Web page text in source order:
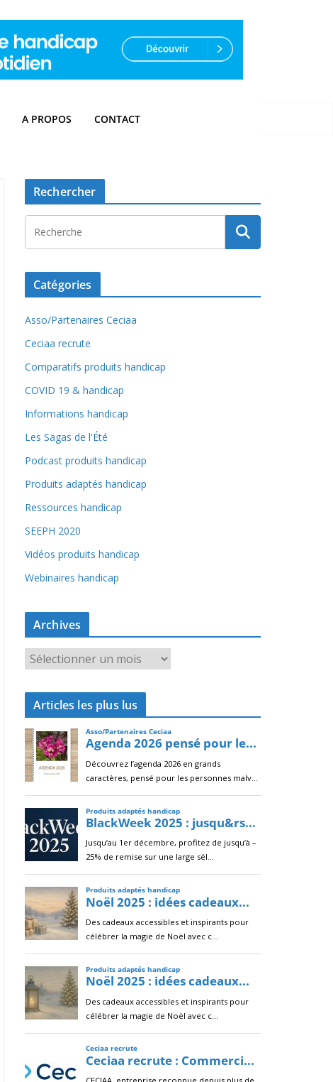
A PROPOS CONTACT
Rechercher
Catégories
Asso/Partenaires Ceciaa
Ceciaa recrute
Comparatifs produits handicap
COVID 19 & handicap
Informations handicap
Les Sagas de l'Été
Podcast produits handicap
Produits adaptés handicap
Ressources handicap
SEEPH 2020
Vidéos produits handicap
Webinaires handicap
Archives
r
c
i
v
e
s
Articles les plus lus